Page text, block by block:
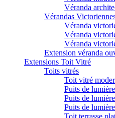
Véranda
Vérandas
Véranda
Véranda
Véranda
Extension véranda
Extensions Toit Vitré
Toits vitrés
Toit vitré
Puits de lumière
Puits de
Puits de lumière
Toit terrasse